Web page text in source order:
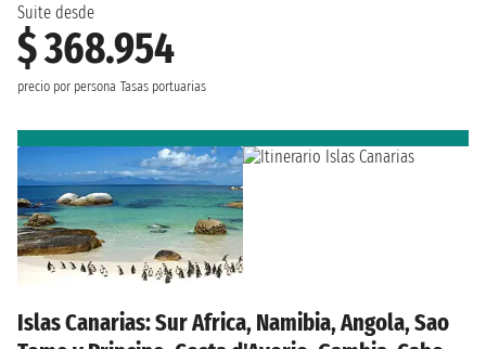
Suite desde
$ 368.954
precio por persona Tasas portuarias
Islas Canarias: Sur Africa, Namibia, Angola, Sao